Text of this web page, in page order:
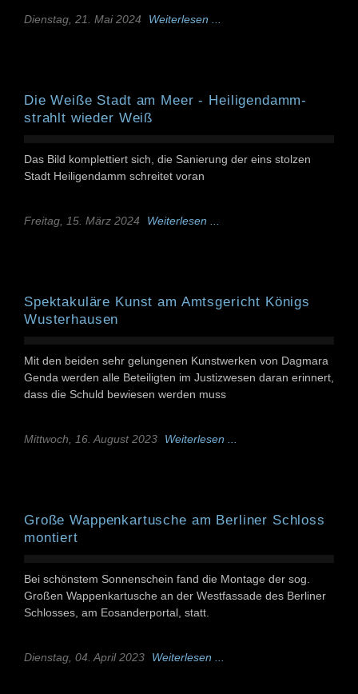
Dienstag, 21. Mai 2024 Weiterlesen ...
Die Weiße Stadt am Meer - Heiligendamm-
strahlt wieder Weiß
Das Bild komplettiert sich, die Sanierung der eins stolzen
Stadt Heiligendamm schreitet voran
Freitag, 15. März 2024 Weiterlesen ...
Spektakuläre Kunst am Amtsgericht Königs
Wusterhausen
Mit den beiden sehr gelungenen Kunstwerken von Dagmara
Genda werden alle Beteiligten im Justizwesen daran erinnert,
dass die Schuld bewiesen werden muss
Mittwoch, 16. August 2023 Weiterlesen ...
Große Wappenkartusche am Berliner Schloss
montiert
Bei schönstem Sonnenschein fand die Montage der sog.
Großen Wappenkartusche an der Westfassade des Berliner
Schlosses, am Eosanderportal, statt.
Dienstag, 04. April 2023 Weiterlesen ...